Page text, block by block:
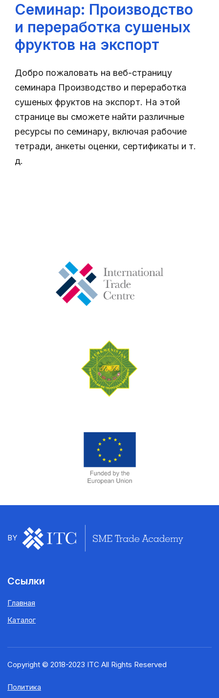
Cеминар: Производство
и переработка сушеных
фруктов на экспорт
Добро пожаловать на веб-страницу
семинара Производство и переработка
сушеных фруктов на экспорт. На этой
странице вы сможете найти различные
ресурсы по семинару, включая рабочие
тетради, анкеты оценки, сертификаты и т.
д.
BY
Ссылки
Главная
Каталог
Copyright © 2018-2023 ITC All Rights Reserved
Политика